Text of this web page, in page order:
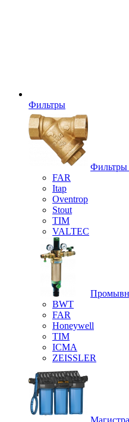
Фильтры
Фильтры
FAR
Itap
Oventrop
Stout
TIM
VALTEC
BWT
FAR
Honeywell
TIM
ICMA
ZEISSLER